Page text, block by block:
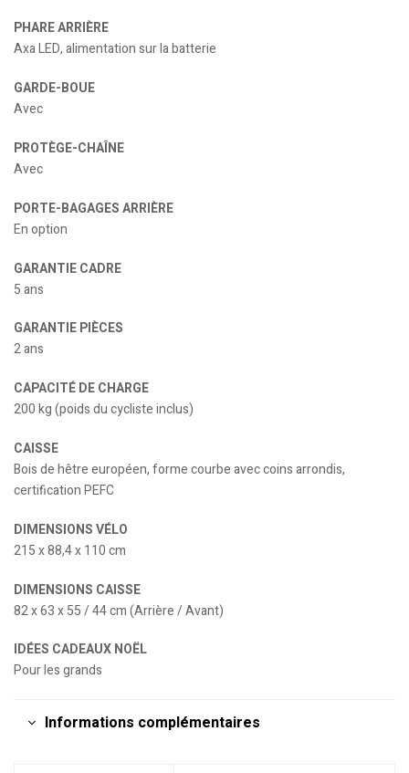
PHARE ARRIÈRE
Axa LED, alimentation sur la batterie
GARDE-BOUE
Avec
PROTÈGE-CHAÎNE
Avec
PORTE-BAGAGES ARRIÈRE
En option
GARANTIE CADRE
5 ans
GARANTIE PIÈCES
2 ans
CAPACITÉ DE CHARGE
200 kg (poids du cycliste inclus)
CAISSE
Bois de hêtre européen, forme courbe avec coins arrondis,
certification PEFC
DIMENSIONS VÉLO
215 x 88,4 x 110 cm
DIMENSIONS CAISSE
82 x 63 x 55 / 44 cm (Arrière / Avant)
IDÉES CADEAUX NOËL
Pour les grands
Informations complémentaires